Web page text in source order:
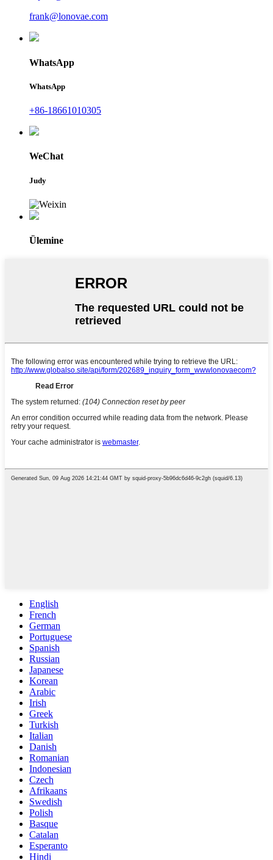
frank@lonovae.com
WhatsApp
WhatsApp
+86-18661010305
WeChat
Judy
Ülemine
English
French
German
Portuguese
Spanish
Russian
Japanese
Korean
Arabic
Irish
Greek
Turkish
Italian
Danish
Romanian
Indonesian
Czech
Afrikaans
Swedish
Polish
Basque
Catalan
Esperanto
Hindi